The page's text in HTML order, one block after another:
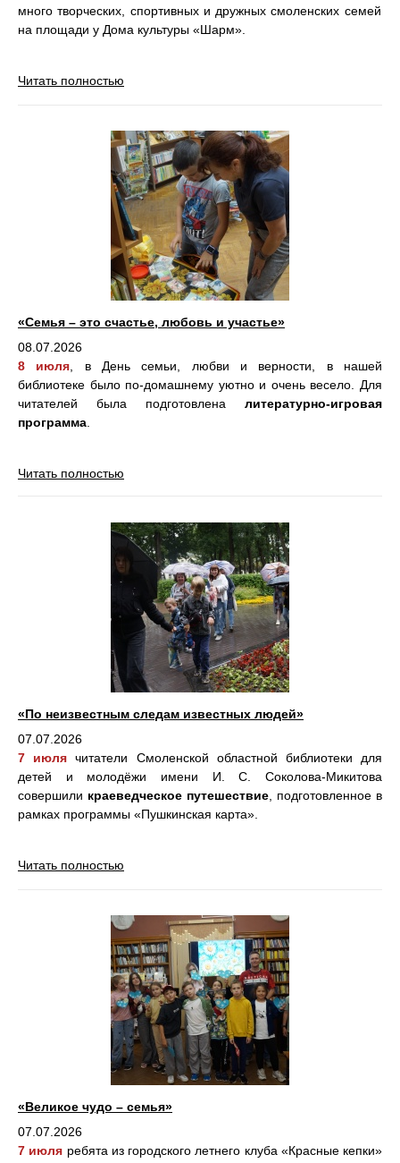
много творческих, спортивных и дружных смоленских семей
на площади у Дома культуры «Шарм».
Читать полностью
«Семья – это счастье, любовь и участье»
08.07.2026
8 июля , в День семьи, любви и верности, в нашей
библиотеке было по-домашнему уютно и очень весело. Для
читателей была подготовлена литературно-игровая
программа
Читать полностью
«По неизвестным следам известных людей»
07.07.2026
7 июля читатели Смоленской областной библиотеки для
детей и молодёжи имени И. С. Соколова-Микитова
совершили краеведческое путешествие, подготовленное в
рамках программы «Пушкинская карта».
Читать полностью
«Великое чудо – семья»
07.07.2026
7 июля ребята из городского летнего клуба «Красные кепки»